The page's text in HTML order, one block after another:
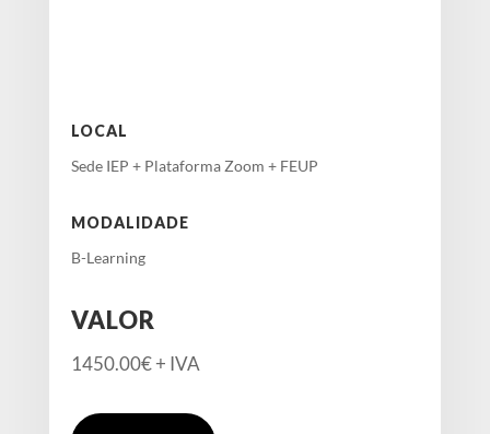
LOCAL
Sede IEP + Plataforma Zoom + FEUP
MODALIDADE
B-Learning
VALOR
1450.00€ + IVA